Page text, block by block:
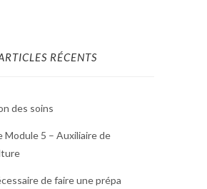
RÉCENTS
des soins
Module 5 – Auxiliaire de
de faire une prépa